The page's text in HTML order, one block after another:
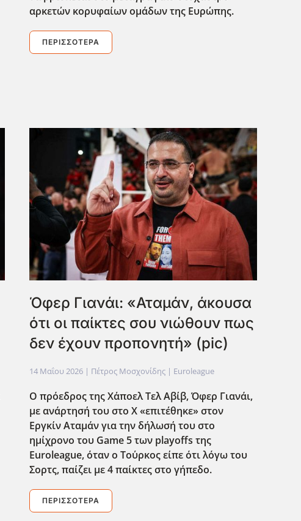
αρκετών κορυφαίων ομάδων της Ευρώπης.
ΠΕΡΙΣΣΌΤΕΡΑ
Όφερ Γιανάι: «Αταμάν, άκουσα
ότι οι παίκτες σου νιώθουν πως
δεν έχουν προπονητή» (pic)
14 Μαΐου 2026| Πέτρος Μοσχονίδης | Euroleague
Ο πρόεδρος της Χ΄αποελ Τελ Αβίβ, Όφερ Γιανάι,
με ανάρτησή του στο X «επιτέθηκε» στον
Εργκίν Αταμάν για την δήλωσή του στο
ημίχρονο του Game 5 των playoffs της
Euroleague, όταν ο Το΄υρκος είπε ότι λόγω του
Σορτς, παίζει με 4 παίκτες στο γήπεδο.
ΠΕΡΙΣΣΌΤΕΡΑ